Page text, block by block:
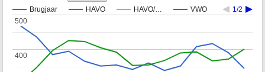
Brugjaar HAVO HAVO/… VWO 1/2
400
400
500
500